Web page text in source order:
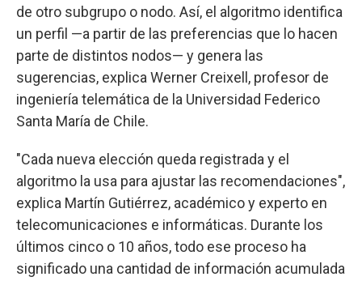
de otro subgrupo o nodo. Así, el algoritmo identifica
un perfil —a partir de las preferencias que lo hacen
parte de distintos nodos— y genera las
sugerencias, explica Werner Creixell, profesor de
ingeniería telemática de la Universidad Federico
Santa María de Chile.
"Cada nueva elección queda registrada y el
algoritmo la usa para ajustar las recomendaciones",
explica Martín Gutiérrez, académico y experto en
telecomunicaciones e informáticas. Durante los
últimos cinco o 10 años, todo ese proceso ha
significado una cantidad de información acumulada